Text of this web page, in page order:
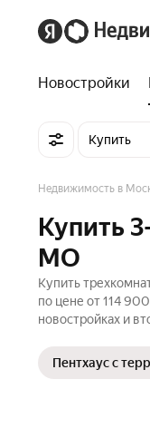
Новостройки
Купить
Недвижимость в
Купить
МО
Купить
по цене от 114
новостройках и
Пентхаус с